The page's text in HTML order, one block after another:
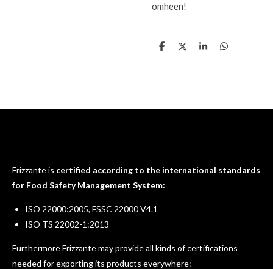
omheen!
D
D
S
D
Frizzante is certified according to the international standards
for Food Safety Management System:
ISO 22000:2005, FSSC 22000 V4.1
ISO TS 22002-1:2013
Furthermore Frizzante may provide all kinds of certifications
needed for exporting its products everywhere: